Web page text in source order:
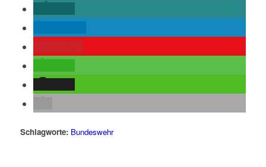
Schlagworte: Bundeswehr